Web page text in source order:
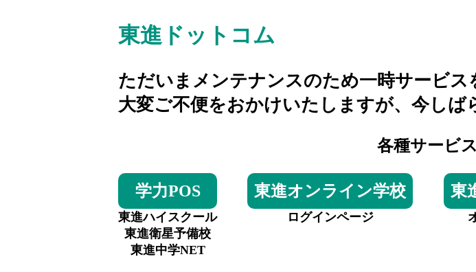
東進ドットコム
ただいまメンテナンスのため一時サービス
大変ご不便をおかけいたしますが、今しば
各種サービ
学力POS
東進ハイスクール
東進衛星予備校
東進中学NET
東進オンライン学校
ログインページ
東